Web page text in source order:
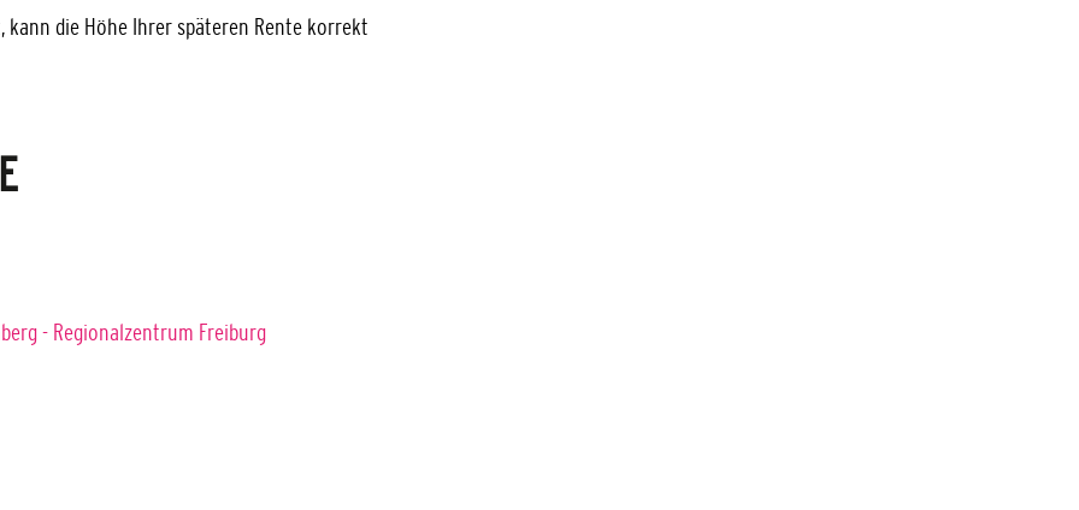
die Höhe Ihrer späteren Rente korrekt
- Regionalzentrum Freiburg